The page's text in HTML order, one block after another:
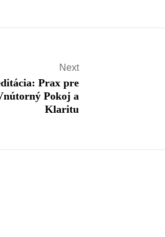
Next
Prax pre
Pokoj a
Klaritu